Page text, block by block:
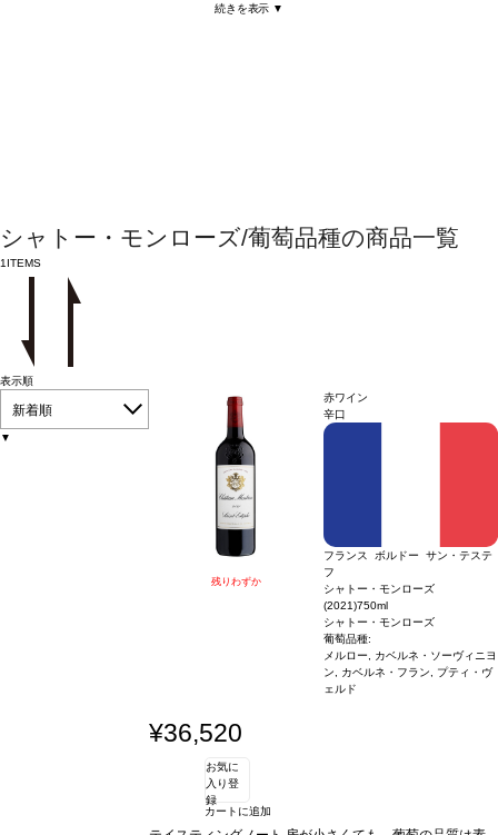
続きを表示 ▼
シャトー・モンローズ/葡萄品種の商品一覧
1 ITEMS
表示順
新着順
▼
残りわずか
赤ワイン
辛口
フランス ボルドー サン・テステ
フ
シャトー・モンローズ
(2021)750ml
シャトー・モンローズ
葡萄品種:
メルロー, カベルネ・ソーヴィニヨ
ン, カベルネ・フラン, プティ・ヴ
ェルド
¥36,520
お気に
入り登
録
カートに追加